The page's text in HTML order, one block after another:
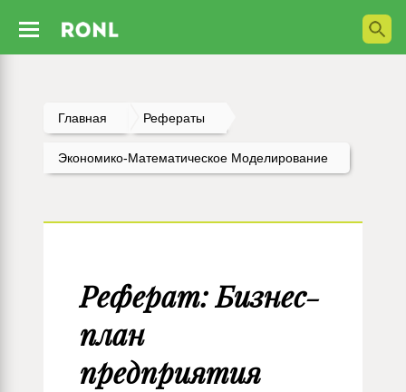
Главная Рефераты
Экономико-Математическое Моделирование
Реферат: Бизнес-
план
предприятия